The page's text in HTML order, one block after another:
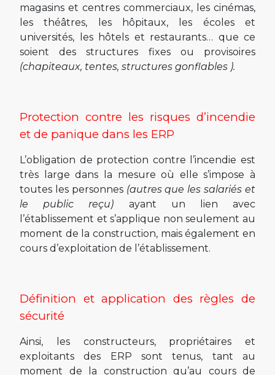
magasins et centres commerciaux, les cinémas,
les théâtres, les hôpitaux, les écoles et
universités, les hôtels et restaurants… que ce
soient des structures fixes ou provisoires
(chapiteaux, tentes, structures gonflables ).
Protection contre les risques d’incendie
et de panique dans les ERP
L’obligation de protection contre l’incendie est
très large dans la mesure où elle s’impose à
toutes les personnes (autres que les salariés et
le public reçu) ayant un lien avec
l’établissement et s’applique non seulement au
moment de la construction, mais également en
cours d’exploitation de l’établissement.
Définition et application des règles de
sécurité
Ainsi, les constructeurs, propriétaires et
exploitants des ERP sont tenus, tant au
moment de la construction qu’au cours de